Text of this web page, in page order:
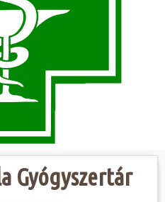
Gyógyszertár